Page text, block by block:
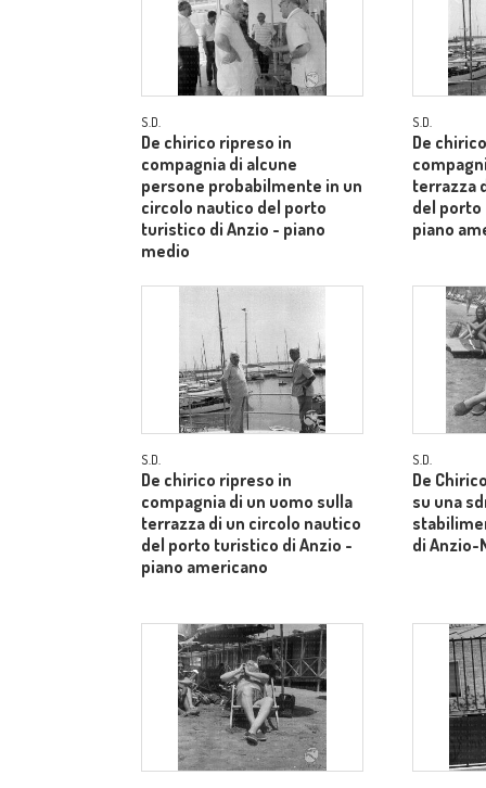
S.D.
De chirico ripreso in
compagnia di alcune
persone probabilmente in un
circolo nautico del porto
turistico di Anzio - piano
medio
S.D.
De
terrazza
del
piano
S.D.
De chirico ripreso in
compagnia di un uomo sulla
terrazza di un circolo nautico
del porto turistico di Anzio -
piano americano
S.D.
De
su una
di